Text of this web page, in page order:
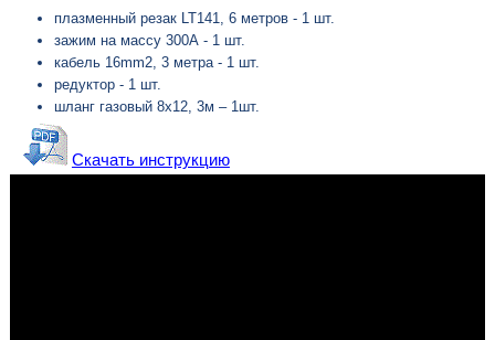
плазменный резак LT141, 6 метров - 1 шт.
зажим на массу 300А - 1 шт.
кабель 16mm2, 3 метра - 1 шт.
редуктор - 1 шт.
шланг газовый 8х12, 3м – 1шт.
Скачать инструкцию